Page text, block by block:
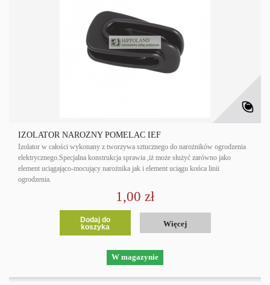
IZOLATOR NAROŻNY POMELAC IEF
Izolator w całości wykonany z tworzywa sztucznego do narożników ogrodzenia
elektrycznego.Specjalna konstrukcja sprawia ,iż może służyć zarówno jako
element uciągająco-mocujący narożnika jak i element uciągu końca linii
ogrodzenia.
1,00 zł
Dodaj do
koszyka
Więcej
W magazynie